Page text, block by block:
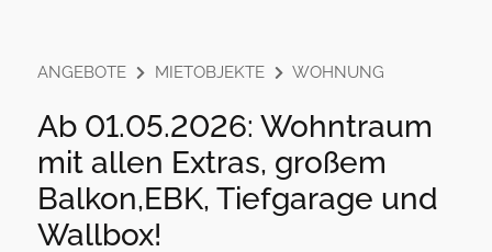
ANGEBOTE MIETOBJEKTE WOHNUNG
Ab 01.05.2026: Wohntraum
mit allen Extras, großem
Balkon,EBK, Tiefgarage und
Wallbox!